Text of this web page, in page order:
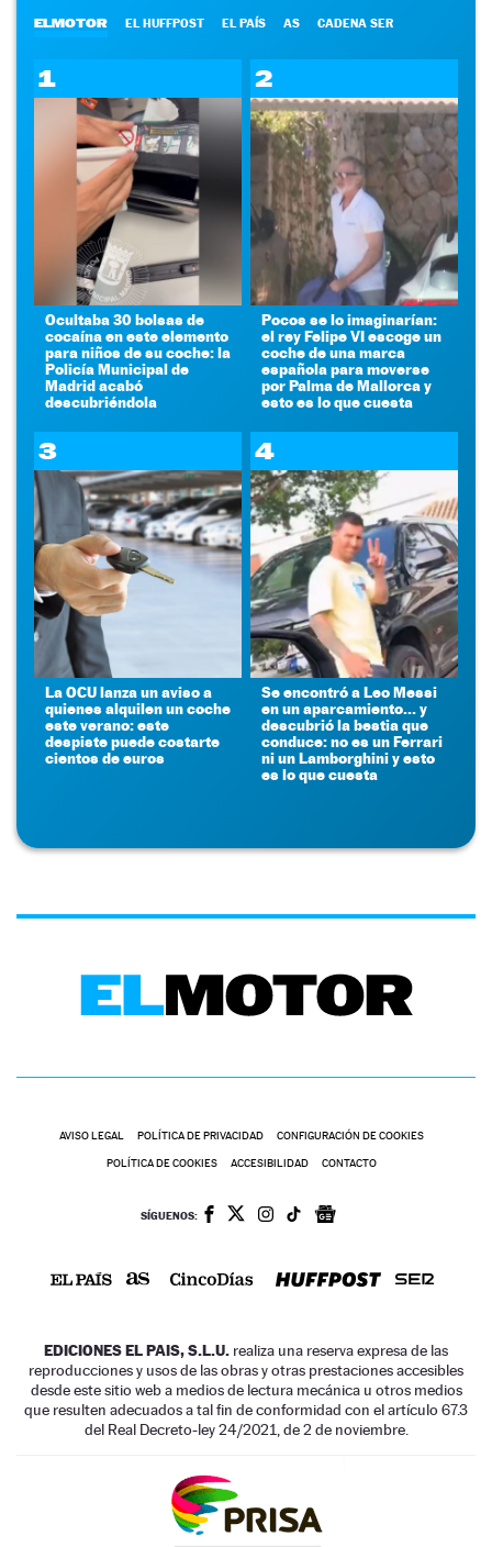
ELMOTOR EL HUFFPOST EL PAÍS AS CADENA SER
1
Ocultaba 30 bolsas de
cocaína en este elemento
para niños de su coche: la
Policía Municipal de
Madrid acabó
descubriéndola
2
Pocos se lo imaginarían:
el rey Felipe VI escoge un
coche de una marca
española para moverse
por Palma de Mallorca y
esto es lo que cuesta
3
La OCU lanza un aviso a
quienes alquilen un coche
este verano: este
despiste puede costarte
cientos de euros
4
Se encontró a Leo Messi
en un aparcamiento... y
descubrió la bestia que
conduce: no es un Ferrari
ni un Lamborghini y esto
es lo que cuesta
AVISO LEGAL POLÍTICA DE PRIVACIDAD CONFIGURACIÓN DE COOKIES
POLÍTICA DE COOKIES ACCESIBILIDAD CONTACTO
SÍGUENOS:
EDICIONES EL PAIS, S.L.U. realiza una reserva expresa de las
reproducciones y usos de las obras y otras prestaciones accesibles
desde este sitio web a medios de lectura mecánica u otros medios
que resulten adecuados a tal fin de conformidad con el artículo 67.3
del Real Decreto-ley 24/2021, de 2 de noviembre.